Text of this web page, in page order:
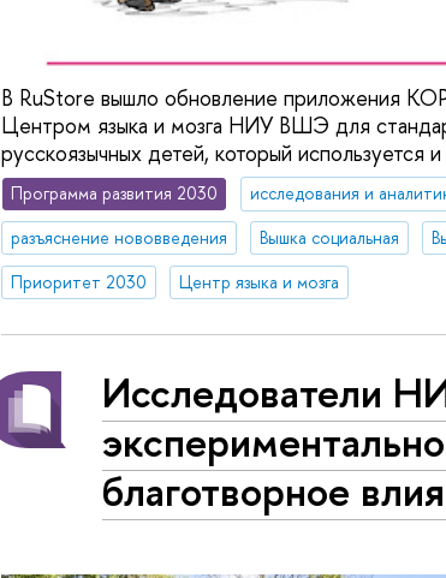
В RuStore вышло обновление приложения
Центром языка и мозга НИУ ВШЭ для
русскоязычных детей, который используется
Программа развития 2030
исследования и
разъяснение нововведения
Вышка социальная
Приоритет 2030
Центр языка и мозга
Исследователи
благотворное